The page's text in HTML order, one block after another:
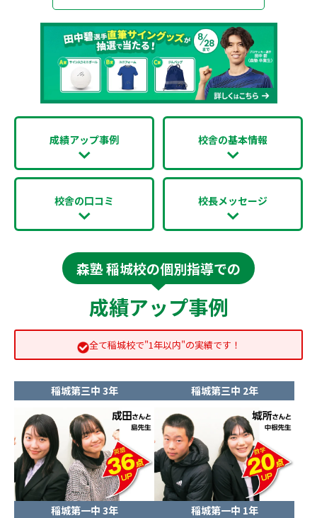
成績アップ事例 校舎の基本情報
校舎の口コミ 校長メッセージ
森塾 稲城校の個別指導での
成績アップ事例
全て稲城校で"1年以内"の実績です！
稲城第三中 3年 稲城第三中 2年
稲城第一中 3年 稲城第一中 1年